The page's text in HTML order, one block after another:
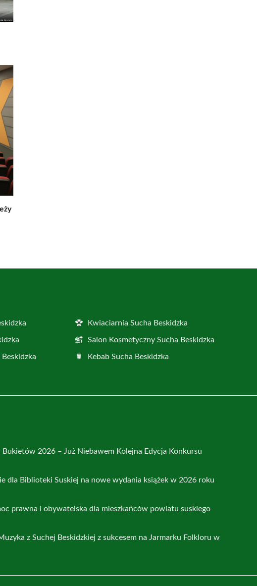
Kwiaciarnia Sucha Beskidzka
Salon Kosmetyczny Sucha Beskidzka
Beskidzka Kebab Sucha Beskidzka
2026 – Już Niebawem Kolejna Edycja Konkursu
dla Biblioteki Suskiej na nowe wydania książek w 2026 roku
prawna i obywatelska dla mieszkańców powiatu suskiego
z Suchej Beskidzkiej z sukcesem na Jarmarku Folkloru w